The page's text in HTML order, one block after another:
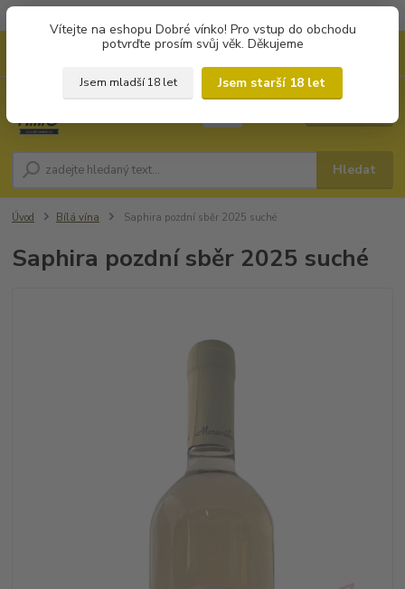
Vítejte na eshopu Dobré vínko! Pro vstup do obchodu
potvrďte prosím svůj věk. Děkujeme
Jsem mladší 18 let
Jsem starší 18 let
Hledat
Úvod Bílá vína Saphira pozdní sběr 2025 suché
Saphira pozdní sběr 2025 suché